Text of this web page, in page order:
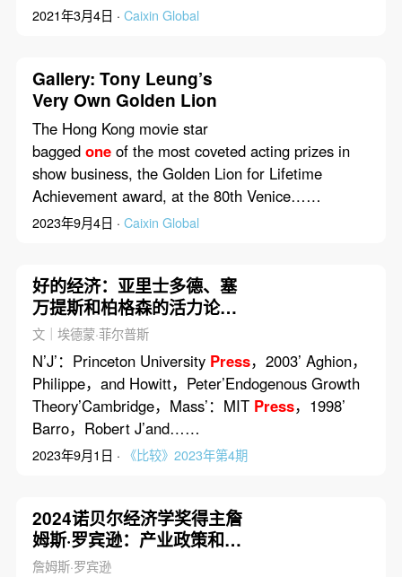
2021年3月4日 · Caixin Global
Gallery: Tony Leung’s
Very Own Golden Lion
The Hong Kong movie star
bagged oneof the most coveted acting prizes in
show business, the Golden Lion for Lifetime
Achievement award, at the 80th Venice……
2023年9月4日 · Caixin Global
好的经济：亚里士多德、塞
万提斯和柏格森的活力论，
以及康德、罗尔斯的经济正
义
文｜埃德蒙·菲尔普斯
N’J’：Princeton University Press，2003’ Aghion，
Philippe，and Howitt，Peter’Endogenous Growth
Theory’Cambridge，Mass’：MIT Press，1998’
Barro，Robert J’and……
2023年9月1日 · 《比较》2023年第4期
2024诺贝尔经济学奖得主詹
姆斯·罗宾逊：产业政策和发
展
詹姆斯·罗宾逊